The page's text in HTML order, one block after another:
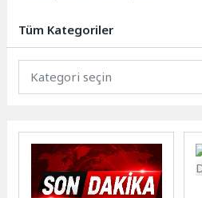
Tüm Kategoriler